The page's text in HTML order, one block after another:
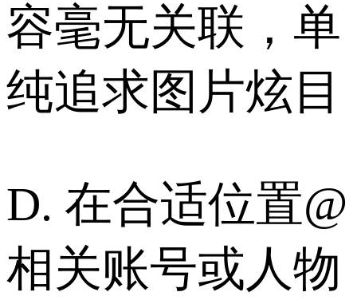
容毫无关联，单
纯追求图片炫目
D. 在合适位置@
相关账号或人物